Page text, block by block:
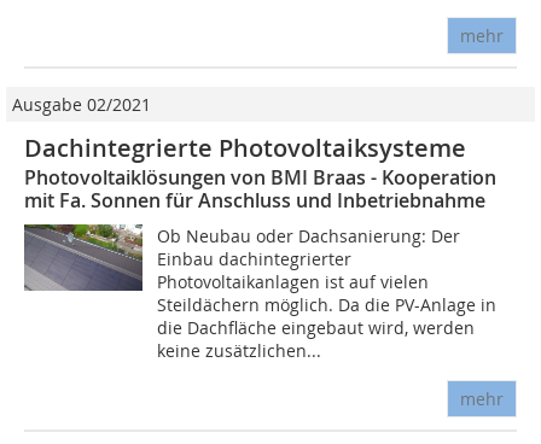
mehr
Ausgabe 02/2021
Dachintegrierte Photovoltaiksysteme
Photovoltaiklösungen von BMI Braas - Kooperation
mit Fa. Sonnen für Anschluss und Inbetriebnahme
Ob Neubau oder Dachsanierung: Der
Einbau dachintegrierter
Photovoltaikanlagen ist auf vielen
Steildächern möglich. Da die PV-Anlage in
die Dachfläche eingebaut wird, werden
keine zusätzlichen...
mehr